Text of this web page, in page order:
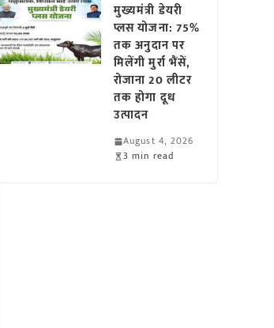
मुख्यमंत्री डेयरी
प्लस योजना: 75%
तक अनुदान पर
मिलेंगी मुर्रा भैंसें,
रोजाना 20 लीटर
तक होगा दूध
उत्पादन
August 4, 2026
3 min read